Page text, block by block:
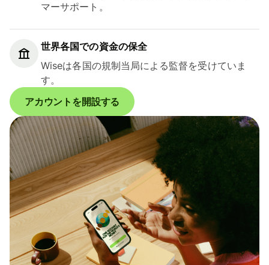
マーサポート。
世界各国での資金の保全
Wiseは各国の規制当局による監督を受けていま
す。
アカウントを開設する